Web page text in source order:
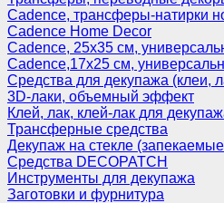
Cadence, трансферы-натирки
Cadence Home Decor
Cadence, 25х35 см,
Cadence,17х25 см,
Средства для декупажа (клеи,
3D-лаки, объемный эффект
Клей, лак, клей-лак для
Трансферные средства
Декупаж на стекле
Средства DECOPATCH
Инструменты для декупажа
Заготовки и фурнитура